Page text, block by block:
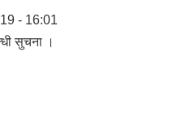
- 16:01
सुचना ।